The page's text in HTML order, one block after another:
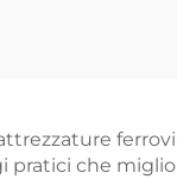
pratici che